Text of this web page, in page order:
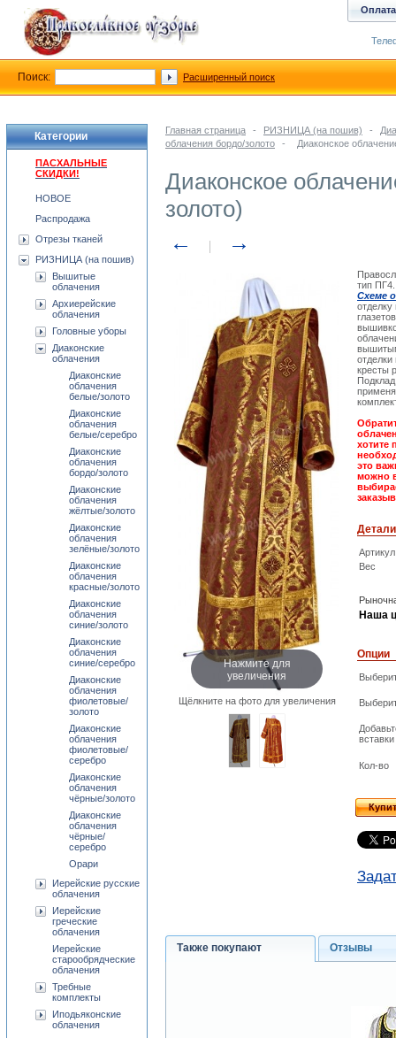
Главная страница - РИЗНИЦА (на пошив) -
облачения бордо/золото
- Диаконское
Диаконское
золото)
← →
Нажмите для
увеличения
Щёлкните на фото для увеличения
тип
Схеме
кресты
хотите
это
можно
Детали
Артикул
Вес
Наша
Опции
вставки
Кол-во
Также покупают Отзывы
Категории
ПАСХАЛЬНЫЕ
СКИДКИ!
НОВОЕ
Распродажа
Отрезы тканей
РИЗНИЦА (на пошив)
Вышитые
облачения
Архиерейские
облачения
Головные уборы
Диаконские
облачения
Диаконские
облачения
белые/золото
Диаконские
облачения
белые/серебро
Диаконские
облачения
бордо/золото
Диаконские
облачения
жёлтые/золото
Диаконские
облачения
зелёные/золото
Диаконские
облачения
красные/золото
Диаконские
облачения
синие/золото
Диаконские
облачения
синие/серебро
Диаконские
облачения
фиолетовые/
золото
Диаконские
облачения
фиолетовые/
серебро
Диаконские
облачения
чёрные/золото
Диаконские
облачения
чёрные/
серебро
Орари
Иерейские русские
облачения
Иерейские
греческие
облачения
Иерейские
старообрядческие
облачения
Требные
комплекты
Иподьяконские
облачения
Оплата
Поиск: Расширенный поиск